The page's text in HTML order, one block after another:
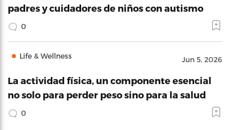
padres y cuidadores de niños con autismo
0
Life & Wellness Jun 5, 2026
La actividad física, un componente esencial
no solo para perder peso sino para la salud
0